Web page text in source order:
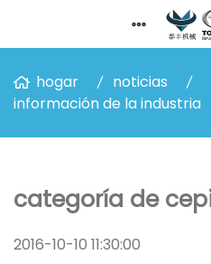
hogar
noticias
información de la industria
categoría de
2016-10-10 11:30:00